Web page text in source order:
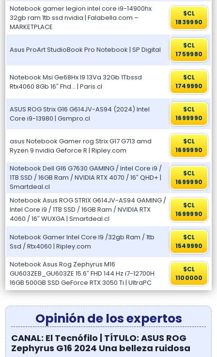
Notebook gamer legion intel core i9-14900hx
32gb ram 1tb ssd nvidia | Falabella.com –
MARKETPLACE
$CL
1839990
Asus ProArt StudioBook Pro Notebook | SP Digital
$CL
1759980
Notebook Msi Ge68Hx I9 13Va 32Gb 1Tbssd
Rtx4060 8Gb 16″ Fhd… | Paris.cl
$CL
1749990
ASUS ROG Strix G16 G614JV-AS94 (2024) Intel
Core i9-13980 | Gsmpro.cl
$CL
1699990
asus Notebook Gamer rog Strix G17 G713 amd
Ryzen 9 nvidia Geforce R | Ripley.com
$CL
1699990
Notebook Dell G16 G7630 GAMING / Intel Core i9 /
1TB SSD / 16GB Ram / NVIDIA RTX 4070 / 16″ QHD+ |
Smartdeal.cl
$CL
1699990
Notebook Asus ROG STRIX G614JV-AS94 GAMING /
Intel Core i9 / 1TB SSD / 16GB Ram / NVIDIA RTX
4060 / 16″ WUXGA | Smartdeal.cl
$CL
1699990
Notebook Gamer Intel Core I9 /32gb Ram / 1tb
Ssd / Rtx4060 | Ripley.com
$CL
1549990
Notebook Asus Rog Zephyrus M16
GU603ZEB_GU603ZE 15.6″ FHD 144 Hz i7-12700H
16GB 500GB SSD GeForce RTX 3050 Ti | UltraPC
$CL
1100000
Opinión de los expertos
CANAL: El Tecnófilo | TÍTULO: ASUS ROG
Zephyrus G16 2024 Una belleza ruidosa